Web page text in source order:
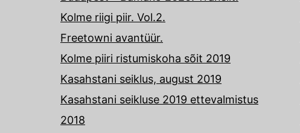
Kolme riigi piir. Vol.2.
Freetowni avantüür.
Kolme piiri ristumiskoha sõit 2019
Kasahstani seiklus, august 2019
Kasahstani seikluse 2019 ettevalmistus
2018